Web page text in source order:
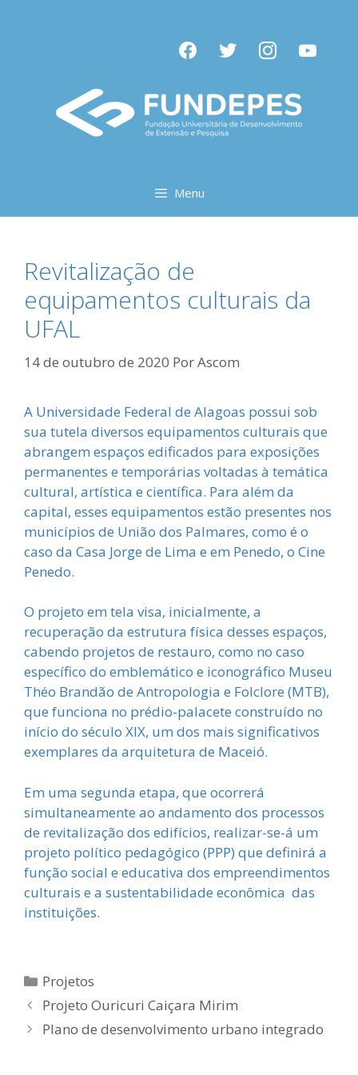
facebooktwitter instagramyoutube
Menu
Revitalização de
equipamentos culturais da
UFAL
14 de outubro de 2020 PorAscom
A Universidade Federal de Alagoas possui sob
sua tutela diversos equipamentos culturais que
abrangem espaços edificados para exposições
permanentes e temporárias voltadas à temática
cultural, artística e científica. Para além da
capital, esses equipamentos estão presentes nos
municípios de União dos Palmares, como é o
caso da Casa Jorge de Lima e em Penedo, o Cine
Penedo.
O projeto em tela visa, inicialmente, a
recuperação da estrutura física desses espaços,
cabendo projetos de restauro, como no caso
específico do emblemático e iconográfico Museu
Théo Brandão de Antropologia e Folclore (MTB),
que funciona no prédio-palacete construído no
início do século XIX, um dos mais significativos
exemplares da arquitetura de Maceió.
Em uma segunda etapa, que ocorrerá
simultaneamente ao andamento dos processos
de revitalização dos edifícios, realizar-se-á um
projeto político pedagógico (PPP) que definirá a
função social e educativa dos empreendimentos
culturais e a sustentabilidade econômica das
instituições.
Categorias
Projetos
Projeto Ouricuri Caiçara Mirim
Plano de desenvolvimento urbano integrado